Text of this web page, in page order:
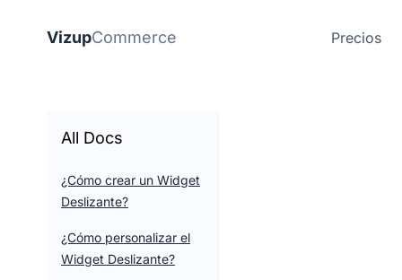
VizupCommerce Precios
All Docs
¿Cómo crear un Widget
Deslizante?
¿Cómo personalizar el
Widget Deslizante?